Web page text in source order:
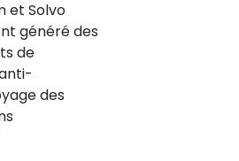
et Solvo
généré des
de
des